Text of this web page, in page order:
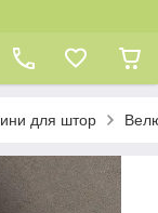
для штор